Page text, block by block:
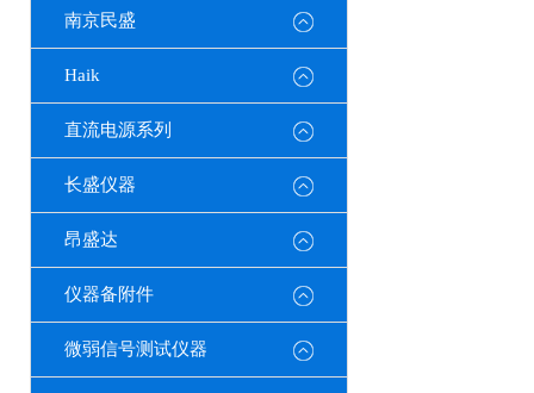
南京民盛
Haik
直流电源系列
长盛仪器
昂盛达
仪器备附件
微弱信号测试仪器